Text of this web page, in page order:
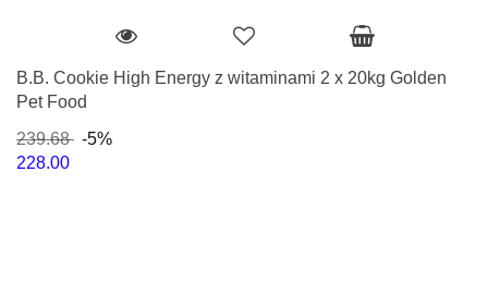
B.B. Cookie High Energy z witaminami 2 x 20kg Golden
Pet Food
239.68
-5%
228.00